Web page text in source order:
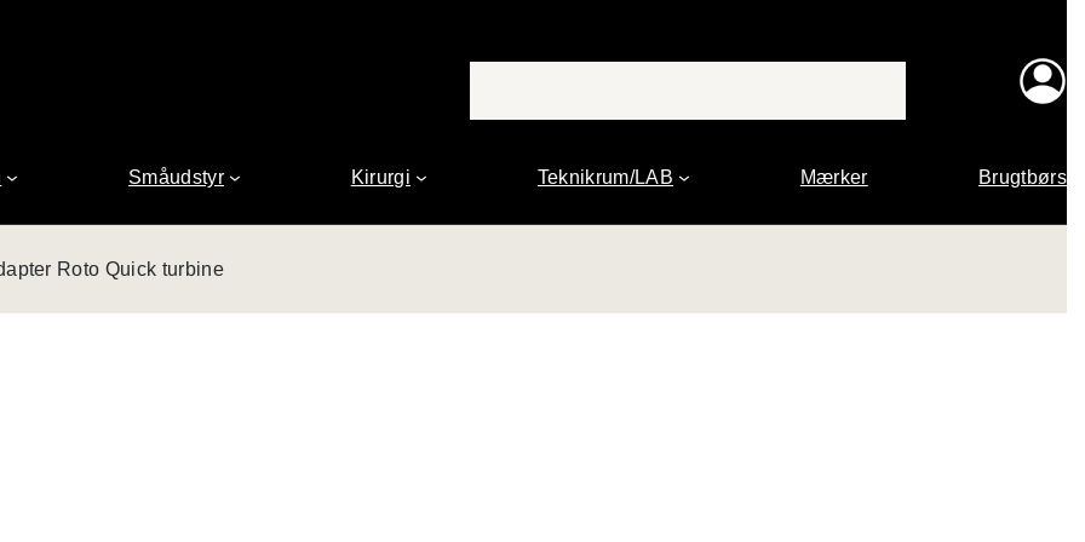
Småudstyr Kirurgi Teknikrum/LAB Mærker Brugtbørs
Roto Quick turbine